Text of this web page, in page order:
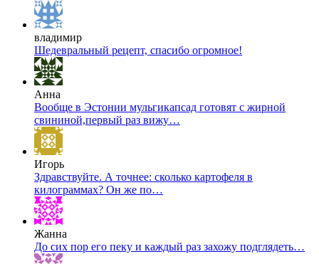
владимир
Шедевральный рецепт, спасибо огромное!
Анна
Вообще в Эстонии мульгикапсад готовят с жирной
свининой,первый раз вижу…
Игорь
Здравствуйте. А точнее: сколько картофеля в
килограммах? Он же по…
Жанна
До сих пор его пеку и каждый раз захожу подглядеть…